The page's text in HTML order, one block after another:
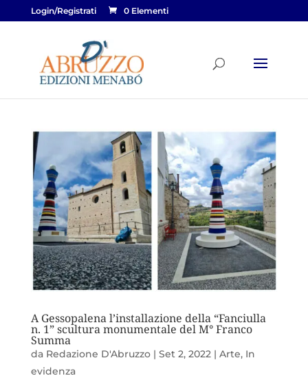
Login/Registrati 0 Elementi
A Gessopalena l’installazione della “Fanciulla
n. 1” scultura monumentale del M° Franco
Summa
da Redazione D'Abruzzo| Set 2, 2022| Arte, In
evidenza